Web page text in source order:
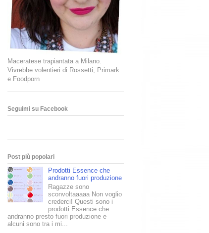
Maceratese trapiantata a Milano.
Vivrebbe volentieri di Rossetti, Primark
e Foodporn
Seguimi su Facebook
Post più popolari
Prodotti Essence che
andranno fuori produzione
Ragazze sono
sconvoltaaaaa Non voglio
crederci! Questi sono i
prodotti Essence che
andranno presto fuori produzione e
alcuni sono tra i mi...